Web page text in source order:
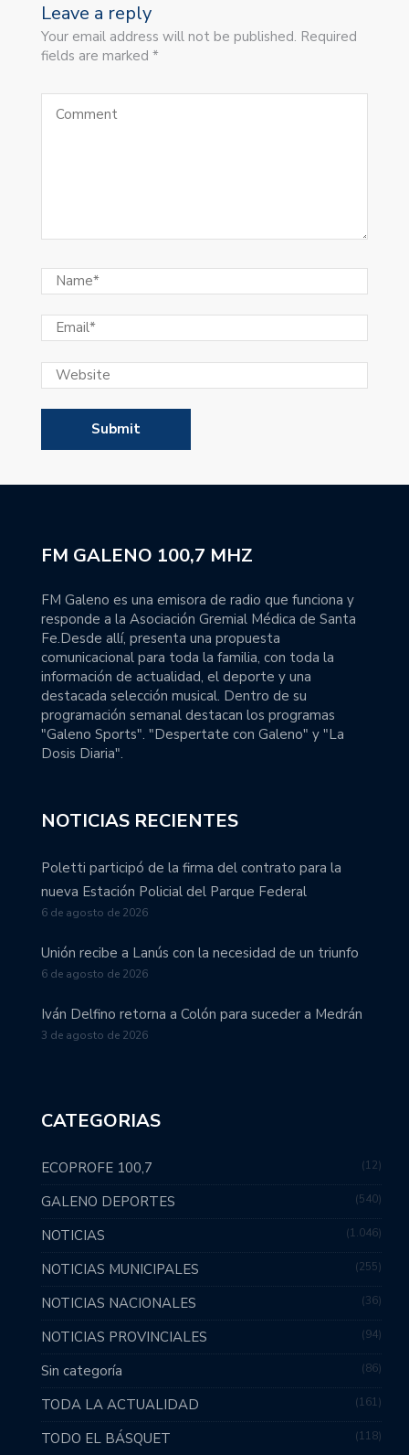
Leave a reply
Your email address will not be published. Required
fields are marked *
FM GALENO 100,7 MHZ
FM Galeno es una emisora de radio que funciona y
responde a la Asociación Gremial Médica de Santa
Fe.Desde allí, presenta una propuesta
comunicacional para toda la familia, con toda la
información de actualidad, el deporte y una
destacada selección musical. Dentro de su
programación semanal destacan los programas
"Galeno Sports". "Despertate con Galeno" y "La
Dosis Diaria".
NOTICIAS RECIENTES
Poletti participó de la firma del contrato para la
nueva Estación Policial del Parque Federal
6 de agosto de 2026
Unión recibe a Lanús con la necesidad de un triunfo
6 de agosto de 2026
Iván Delfino retorna a Colón para suceder a Medrán
3 de agosto de 2026
CATEGORIAS
ECOPROFE 100,7 12
GALENO DEPORTES 540
NOTICIAS 1.046
NOTICIAS MUNICIPALES 255
NOTICIAS NACIONALES 36
NOTICIAS PROVINCIALES 94
Sin categoría 86
TODA LA ACTUALIDAD 161
TODO EL BÁSQUET 118